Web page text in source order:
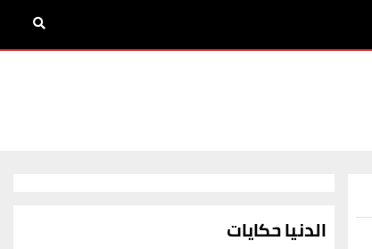
الدنيا حكايات